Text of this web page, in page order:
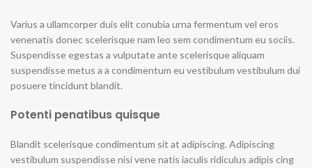
Varius a ullamcorper duis elit conubia urna fermentum vel eros
venenatis donec scelerisque nam leo sem condimentum eu sociis.
Suspendisse egestas a vulputate ante scelerisque aliquam
suspendisse metus a a condimentum eu vestibulum vestibulum dui
posuere tincidunt blandit.
Potenti penatibus quisque
Blandit scelerisque condimentum sit at adipiscing. Adipiscing
vestibulum suspendisse nisi vene natis iaculis ridiculus adipis cing